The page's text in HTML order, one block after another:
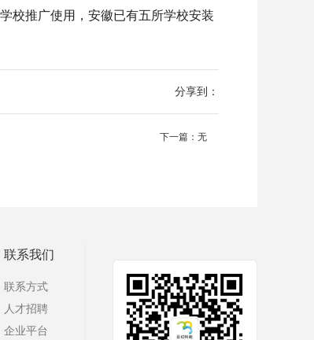
校推广使用，安徽已有五所学校安装
分享到：
下一篇：无
联系我们
联系方式
人才招聘
企业平台